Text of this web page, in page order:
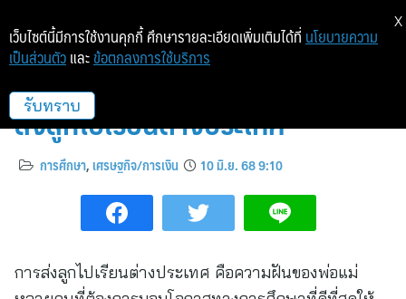
ทีทีบี ส่อง 5 Pain Points เมื่อต้อง
ส่งลูกไปเรียนต่างประเทศ
การศึกษา, เศรษฐกิจ/การเงิน 10 มิ.ย. 68 9:10
การส่งลูกไปเรียนต่างประเทศ คือความฝันของพ่อแม่
เว็บไซต์นี้มีการใช้งานคุกกี้ ศึกษารายละเอียดเพิ่มเติมได้ที่ นโยบายความ
เป็นส่วนตัว และ ข้อตกลงการใช้บริการ
รับทราบ
X